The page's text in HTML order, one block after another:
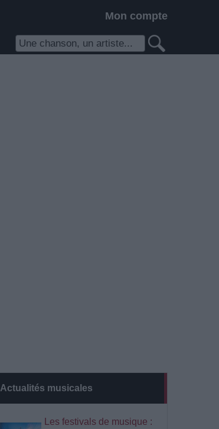
Mon compte
Actualités musicales
Les festivals de musique :